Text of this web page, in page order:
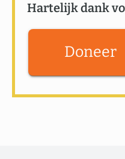
Hartelijk dank
Doneer